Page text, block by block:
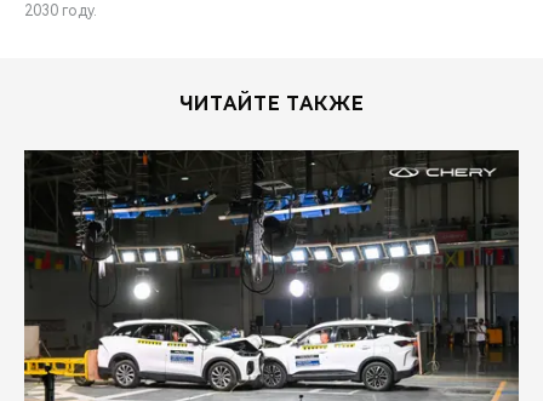
2030 году.
ЧИТАЙТЕ ТАКЖЕ